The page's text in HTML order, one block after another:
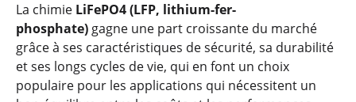
La chimie LiFePO4 (LFP, lithium-fer-
phosphate) gagne une part croissante du marché
grâce à ses caractéristiques de sécurité, sa durabilité
et ses longs cycles de vie, qui en font un choix
populaire pour les applications qui nécessitent un